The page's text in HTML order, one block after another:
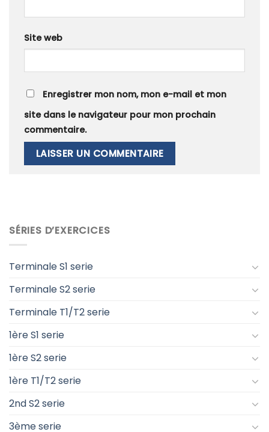
SÉRIES D’EXERCICES
Terminale S1 serie
Terminale S2 serie
Terminale T1/T2 serie
1ère S1 serie
1ère S2 serie
1ère T1/T2 serie
2nd S2 serie
3ème serie
Site web
Enregistrer mon nom, mon e-mail et mon
site dans le navigateur pour mon prochain
commentaire.